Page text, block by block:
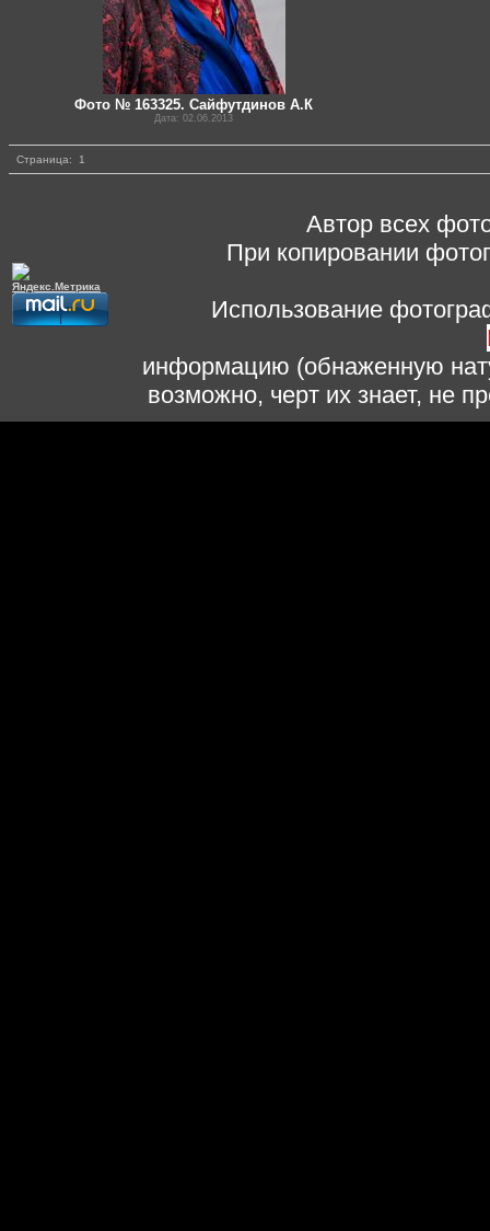
Фото № 163325. Сайфутдинов А.К
Дата: 02.06.2013
Страница: 1
Автор всех
При копировании
Использование
информацию (обнаженную
возможно, черт их знает, не